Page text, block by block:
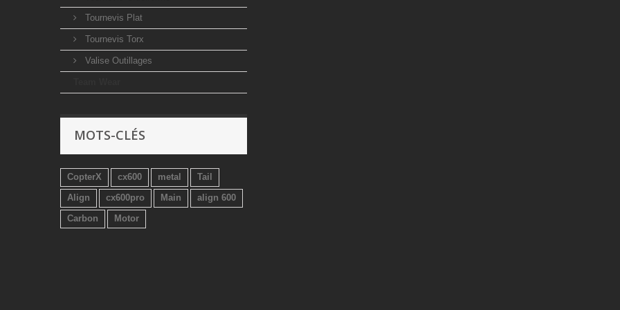
Tournevis Plat
Tournevis Torx
Valise Outillages
MOTS-CLÉS
CopterX cx600 metal
Tail
Align
cx600pro Main
align 600
Carbon
Motor